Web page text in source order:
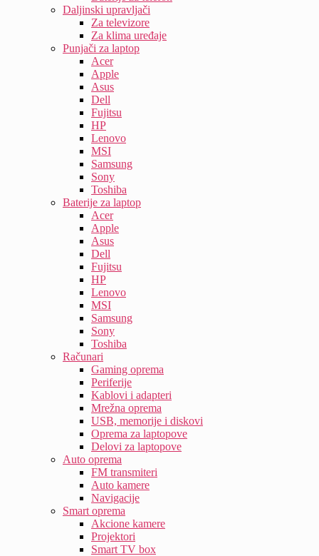
Daljinski upravljači
Za televizore
Za klima uređaje
Punjači za laptop
Acer
Apple
Asus
Dell
Fujitsu
HP
Lenovo
MSI
Samsung
Sony
Toshiba
Baterije za laptop
Acer
Apple
Asus
Dell
Fujitsu
HP
Lenovo
MSI
Samsung
Sony
Toshiba
Računari
Gaming oprema
Periferije
Kablovi i adapteri
Mrežna oprema
USB, memorije i diskovi
Oprema za laptopove
Delovi za laptopove
Auto oprema
FM transmiteri
Auto kamere
Navigacije
Smart oprema
Akcione kamere
Projektori
Smart TV box